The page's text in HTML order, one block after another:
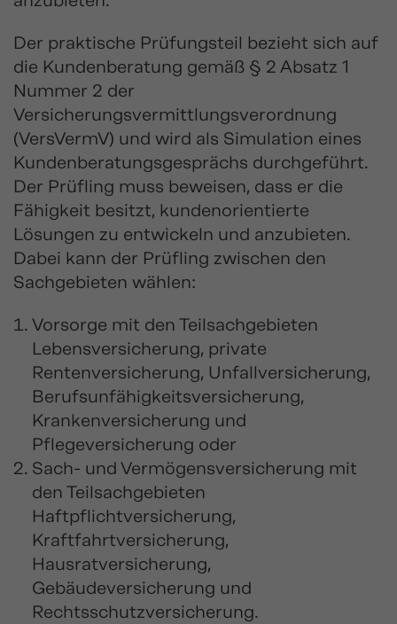
Der praktische Prüfungsteil bezieht sich auf
die Kundenberatung gemäß § 2 Absatz 1
Nummer 2 der
Versicherungsvermittlungsverordnung
(VersVermV) und wird als Simulation eines
Kundenberatungsgesprächs durchgeführt.
Der Prüfling muss beweisen, dass er die
Fähigkeit besitzt, kundenorientierte
Lösungen zu entwickeln und anzubieten.
Dabei kann der Prüfling zwischen den
Sachgebieten wählen:
Vorsorge mit den Teilsachgebieten
Lebensversicherung, private
Rentenversicherung, Unfallversicherung,
Berufsunfähigkeitsversicherung,
Krankenversicherung und
Pflegeversicherung oder
Sach- und Vermögensversicherung mit
den Teilsachgebieten
Haftpflichtversicherung,
Kraftfahrtversicherung,
Hausratversicherung,
Gebäudeversicherung und
Rechtsschutzversicherung.